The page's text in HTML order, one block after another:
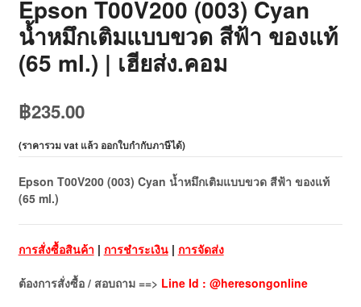
Epson T00V200 (003) Cyan
น้ำหมึกเติมแบบขวด สีฟ้า ของแท้
(65 ml.) | เฮียส่ง.คอม
฿235.00
(ราคารวม vat แล้ว ออกใบกำกับภาษีได้)
Epson T00V200 (003) Cyan น้ำหมึกเติมแบบขวด สีฟ้า ของแท้
(65 ml.)
การสั่งซื้อสินค้า | การชำระเงิน| การจัดส่ง
ต้องการสั่งซื้อ / สอบถาม ==> Line Id : @heresongonline